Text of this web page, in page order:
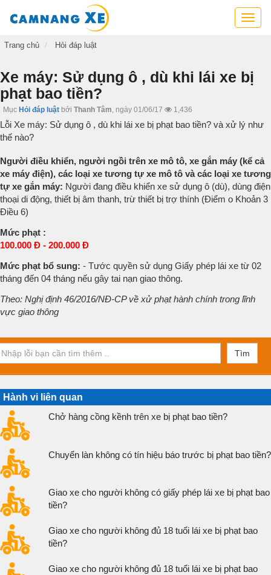
Cẩm
cứu
thông
kỹ
xe
Trang chủ Hỏi đáp luật
Xe máy: Sử dụng ô , dù khi lái xe bị
phạt bao tiền?
Mục Hỏi đáp luật bởi Thanh Tâm, ngày 01/06/17 1,436
Lỗi Xe máy: Sử dụng ô , dù khi lái xe bị phạt bao tiền? và xử lý như
thế nào?
Người điều khiển, người ngồi trên xe mô tô, xe gắn máy (kể cả
xe máy điện), các loại xe tương tự xe mô tô và các loại xe tương
tự xe gắn máy: Người đang điều khiển xe sử dụng ô (dù), dùng điện
thoại di động, thiết bị âm thanh, trừ thiết bị trợ thính (Điểm o Khoản 3
Điều 6)
Mức phạt :
100.000 Đ - 200.000 Đ
Mức phạt bổ sung: - Tước quyền sử dụng Giấy phép lái xe từ 02
tháng đến 04 tháng nếu gây tai nạn giao thông.
Theo: Nghị định 46/2016/NĐ-CP về xử phạt hành chính trong lĩnh
vực giao thông
Tìm
Hành vi liên quan
Chở hàng cồng kềnh trên xe bị phạt bao tiền?
Chuyển làn không có tín hiệu báo trước bị phạt bao tiền?
Giao xe cho người không có giấy phép lái xe bị phạt bao
tiền?
Giao xe cho người không đủ 18 tuổi lái xe bị phạt bao
tiền?
Giao xe cho người không đủ 18 tuổi lái xe bị phạt bao